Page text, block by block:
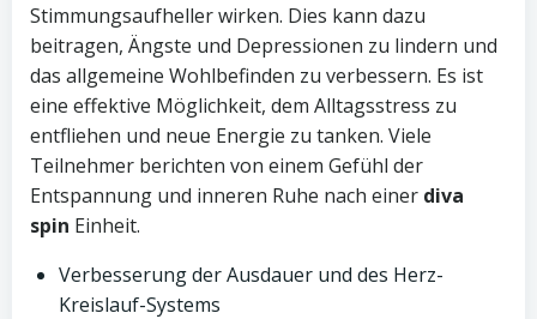
Stimmungsaufheller wirken. Dies kann dazu
beitragen, Ängste und Depressionen zu lindern und
das allgemeine Wohlbefinden zu verbessern. Es ist
eine effektive Möglichkeit, dem Alltagsstress zu
entfliehen und neue Energie zu tanken. Viele
Teilnehmer berichten von einem Gefühl der
Entspannung und inneren Ruhe nach einer diva
spin Einheit.
Verbesserung der Ausdauer und des Herz-
Kreislauf-Systems